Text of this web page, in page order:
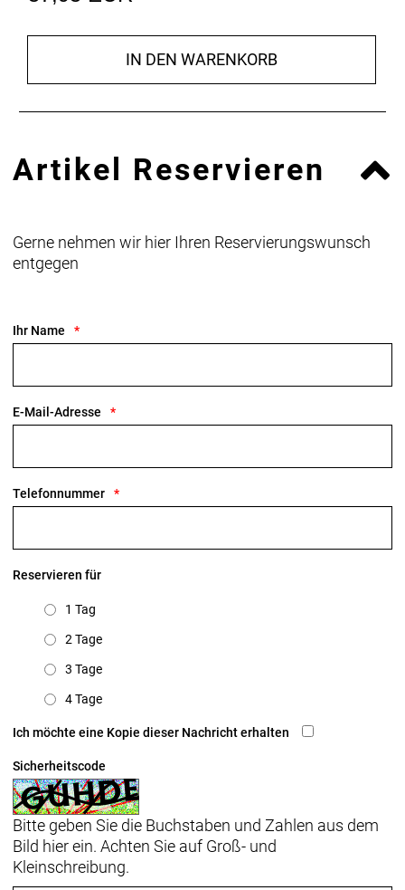
IN DEN WARENKORB
Artikel Reservieren
Gerne nehmen wir hier Ihren Reservierungswunsch
entgegen
Ihr Name
E-Mail-Adresse
Telefonnummer
Reservieren für
1 Tag
2 Tage
3 Tage
4 Tage
Ich möchte eine Kopie dieser Nachricht erhalten
Sicherheitscode
Bitte geben Sie die Buchstaben und Zahlen aus dem
Bild hier ein. Achten Sie auf Groß- und
Kleinschreibung.